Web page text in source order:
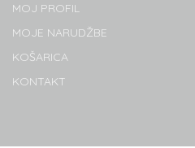
MOJ PROFIL
MOJE NARUDŽBE
KOŠARICA
KONTAKT